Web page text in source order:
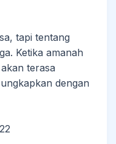
tapi tentang
Ketika amanah
terasa
dengan